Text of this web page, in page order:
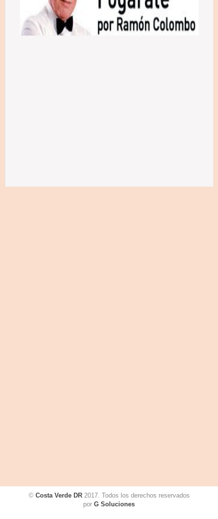
© Costa Verde DR2017. Todos los derechos reservados
por G Soluciones